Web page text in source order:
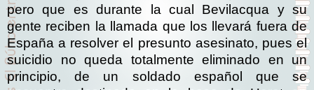
pero que es durante la cual Bevilacqua y su
gente reciben la llamada que los llevará fuera de
España a resolver el presunto asesinato, pues el
suicidio no queda totalmente eliminado en un
principio, de un soldado español que se